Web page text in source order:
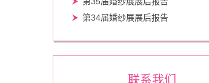
第34届婚纱展展后报告
联系我们